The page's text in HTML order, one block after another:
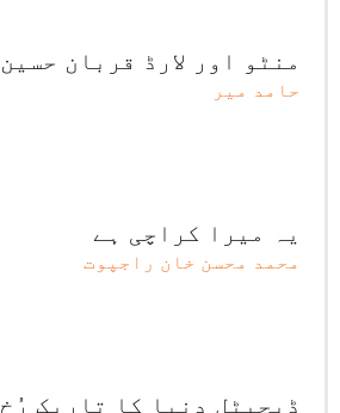
منٹو اور لارڈ قربان حسین
حامد میر
یہ میرا کراچی ہے
محمد محسن خان راجپوت
ڈیجیٹل دنیا کا تاریک رُخ